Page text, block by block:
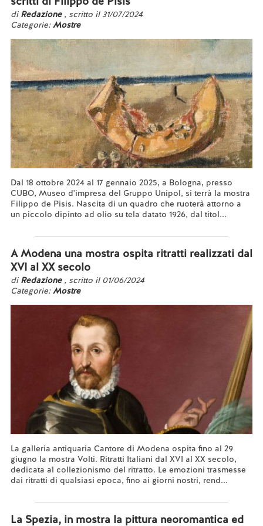
di Redazione , scritto il 31/07/2024
Categorie:Mostre
Dal 18 ottobre 2024 al 17 gennaio 2025, a Bologna, presso
CUBO, Museo d'impresa del Gruppo Unipol, si terrà la mostra
Filippo de Pisis. Nascita di un quadro che ruoterà attorno a
un piccolo dipinto ad olio su tela datato 1926, dal titol...
A Modena una mostra ospita ritratti realizzati dal
XVI al XX secolo
di Redazione , scritto il 01/06/2024
Categorie:Mostre
La galleria antiquaria Cantore di Modena ospita fino al 29
giugno la mostra Volti. Ritratti Italiani dal XVI al XX secolo,
dedicata al collezionismo del ritratto. Le emozioni trasmesse
dai ritratti di qualsiasi epoca, fino ai giorni nostri, rend...
La Spezia, in mostra la pittura neoromantica ed